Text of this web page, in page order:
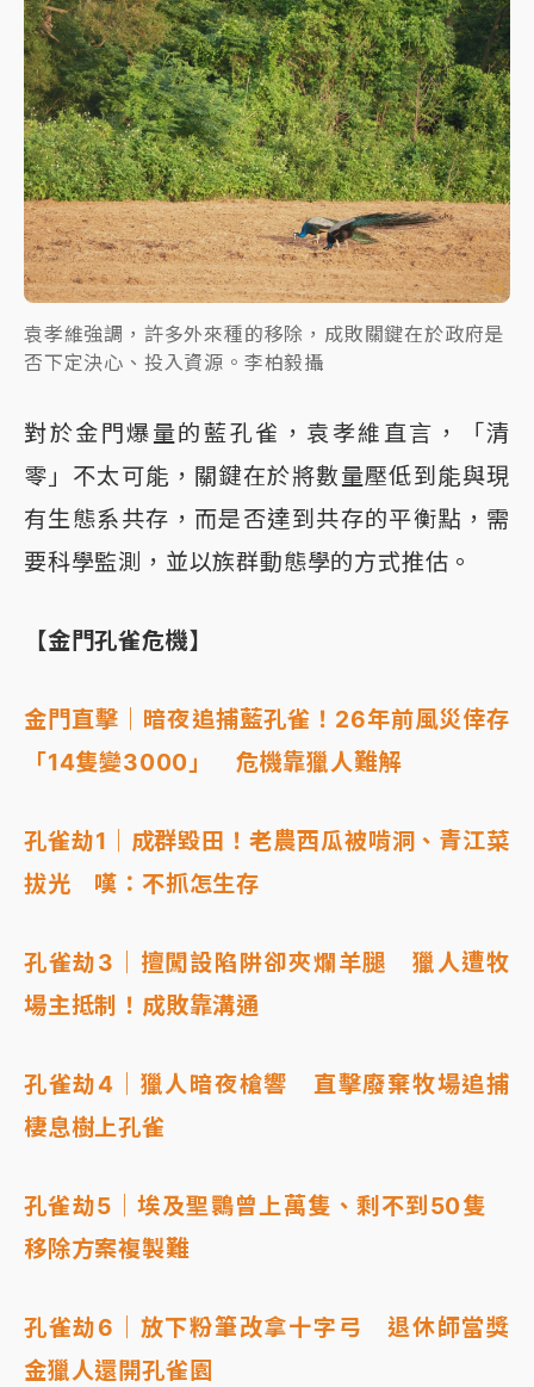
袁孝維強調，許多外來種的移除，成敗關鍵在於政府是
否下定決心、投入資源。李柏毅攝
對於金門爆量的藍孔雀，袁孝維直言，「清
零」不太可能，關鍵在於將數量壓低到能與現
有生態系共存，而是否達到共存的平衡點，需
要科學監測，並以族群動態學的方式推估。
【金門孔雀危機】
金門直擊｜暗夜追捕藍孔雀！26年前風災倖存
「14隻變3000」 危機靠獵人難解
孔雀劫1｜成群毀田！老農西瓜被啃洞、青江菜
拔光 嘆：不抓怎生存
孔雀劫3｜擅闖設陷阱卻夾爛羊腿 獵人遭牧
場主抵制！成敗靠溝通
孔雀劫4｜獵人暗夜槍響 直擊廢棄牧場追捕
棲息樹上孔雀
孔雀劫5｜埃及聖䴉曾上萬隻、剩不到50隻
移除方案複製難
孔雀劫6｜放下粉筆改拿十字弓 退休師當獎
金獵人還開孔雀園